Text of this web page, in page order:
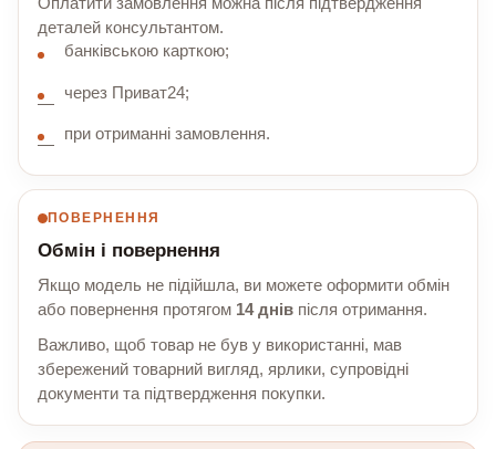
Оплатити замовлення можна після підтвердження
деталей консультантом.
банківською карткою;
через Приват24;
при отриманні замовлення.
ПОВЕРНЕННЯ
Обмін і повернення
Якщо модель не підійшла, ви можете оформити обмін
або повернення протягом 14 днів після отримання.
Важливо, щоб товар не був у використанні, мав
збережений товарний вигляд, ярлики, супровідні
документи та підтвердження покупки.